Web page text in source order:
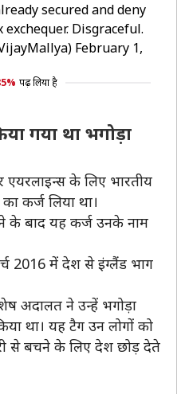
secured and deny
Disgraceful.
February 1,
पढ़ लिया है
गया था भगोड़ा
एयरलाइन्स के लिए भारतीय
कर्ज लिया था।
के बाद यह कर्ज उनके नाम
2016 में देश से इंग्लैंड भाग
अदालत ने उन्हें भगोड़ा
था। यह टैग उन लोगों को
से बचने के लिए देश छोड़ देते